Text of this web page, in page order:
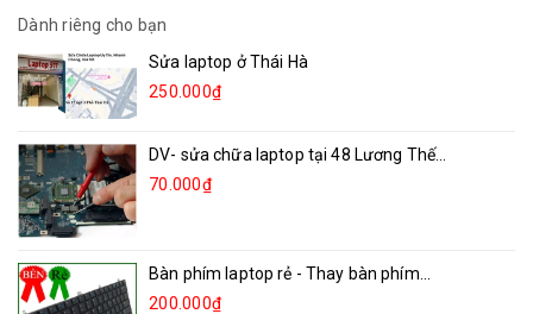
Dành riêng cho bạn
Sửa laptop ở Thái Hà
250.000₫
DV- sửa chữa laptop tại 48 Lương Thế...
70.000₫
Bàn phím laptop rẻ - Thay bàn phím...
200.000₫